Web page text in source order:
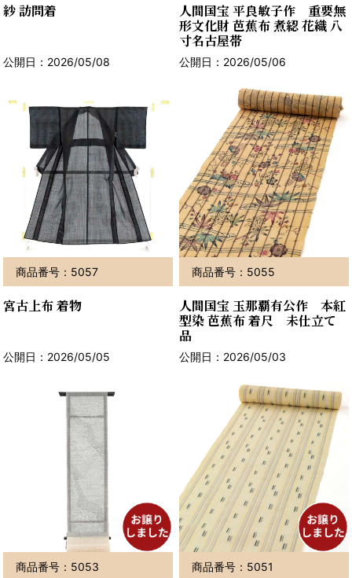
紗 訪問着
公開日：2026/05/08
人間国宝 平良敏子作 重要無
形文化財 芭蕉布 煮綛 花織 八
寸名古屋帯
公開日：2026/05/06
商品番号：5057
宮古上布 着物
公開日：2026/05/05
商品番号：5055
人間国宝 玉那覇有公作 本紅
型染 芭蕉布 着尺 未仕立て
品
公開日：2026/05/03
商品番号：5053 商品番号：5051